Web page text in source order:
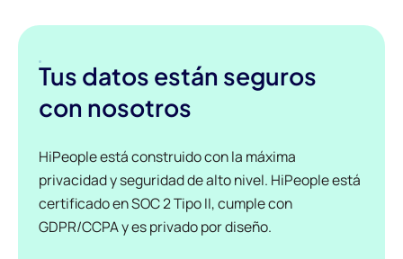
Tus datos están seguros
con nosotros
HiPeople está construido con la máxima
privacidad y seguridad de alto nivel. HiPeople está
certificado en SOC 2 Tipo II, cumple con
GDPR/CCPA y es privado por diseño.